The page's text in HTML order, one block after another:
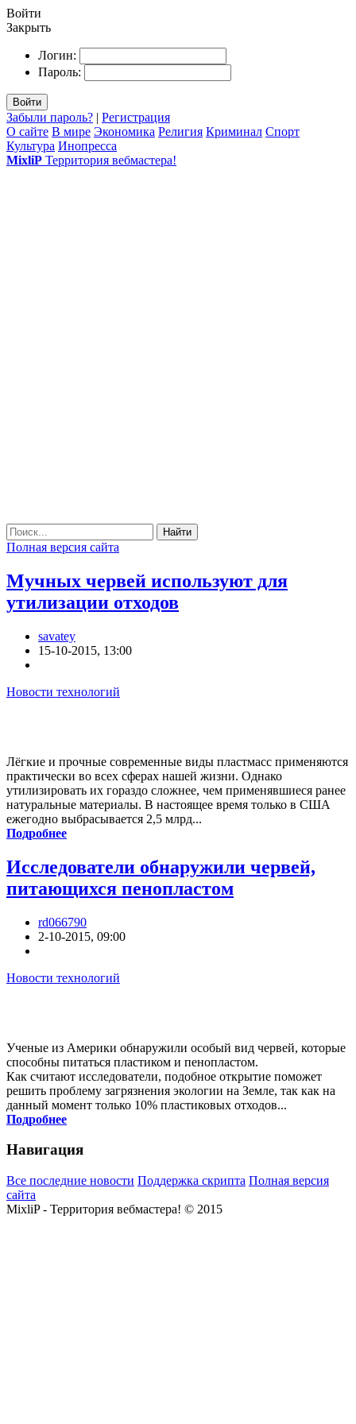
Войти
Закрыть
Логин:
Пароль:
Войти
Забыли пароль? | Регистрация
О сайте В мире Экономика Религия Криминал Спорт
Культура Инопресса
MixliP Территория вебмастера!
Найти
Полная версия сайта
Мучных червей используют для
утилизации отходов
savatey
15-10-2015, 13:00
Новости технологий
Лёгкие и прочные современные виды пластмасс применяются
практически во всех сферах нашей жизни. Однако
утилизировать их гораздо сложнее, чем применявшиеся ранее
натуральные материалы. В настоящее время только в США
ежегодно выбрасывается 2,5 млрд...
Подробнее
Исследователи обнаружили червей,
питающихся пенопластом
rd066790
2-10-2015, 09:00
Новости технологий
Ученые из Америки обнаружили особый вид червей, которые
способны питаться пластиком и пенопластом.
Как считают исследователи, подобное открытие поможет
решить проблему загрязнения экологии на Земле, так как на
данный момент только 10% пластиковых отходов...
Подробнее
Навигация
Все последние новости Поддержка скрипта Полная версия
сайта
MixliP - Территория вебмастера! © 2015